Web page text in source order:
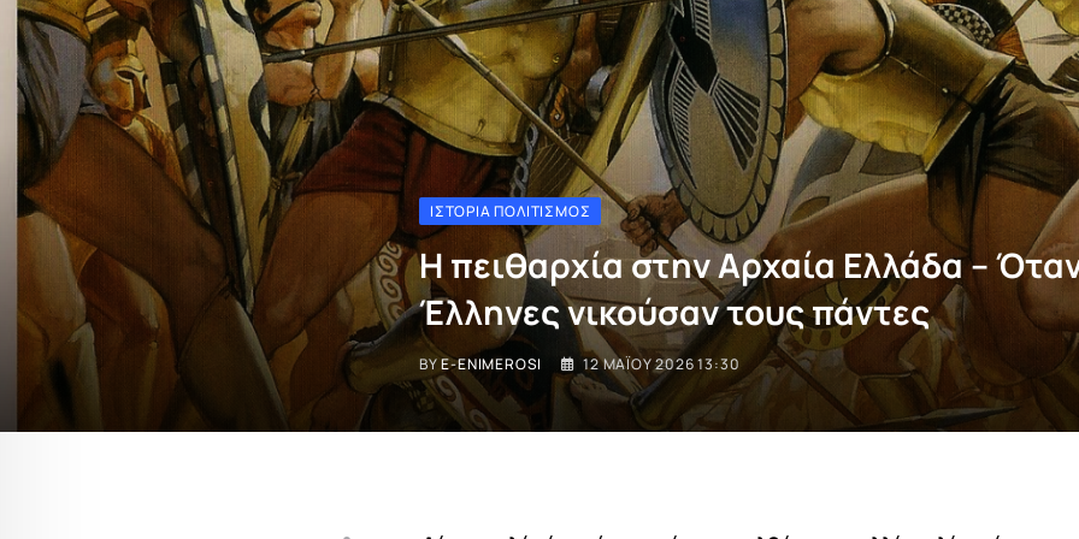
ΙΣΤΟΡΊΑ ΠΟΛΙΤΙΣΜΌΣ
Η πειθαρχία στην Αρχαία Ελλάδα –
Έλληνες νικούσαν τους πάντες
BYE-ENIMEROSI 12 ΜΑΪ́ΟΥ 2026 13:30